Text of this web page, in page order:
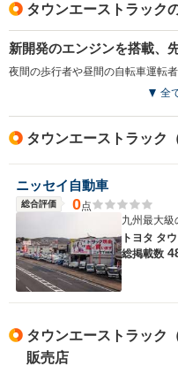
タウンエーストラック
新開発のエンジンを搭載、
全
タウンエーストラック
ニッセイ自動車
総合評価 0点
九州最大級
トヨタ タ
総掲載数
タウンエーストラック
販売店